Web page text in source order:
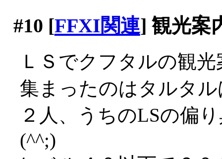
#10 [FFXI関連] 観光案
ＬＳでクフタルの観
集まったのはタルタ
２人、うちのLSの偏
(^^;)